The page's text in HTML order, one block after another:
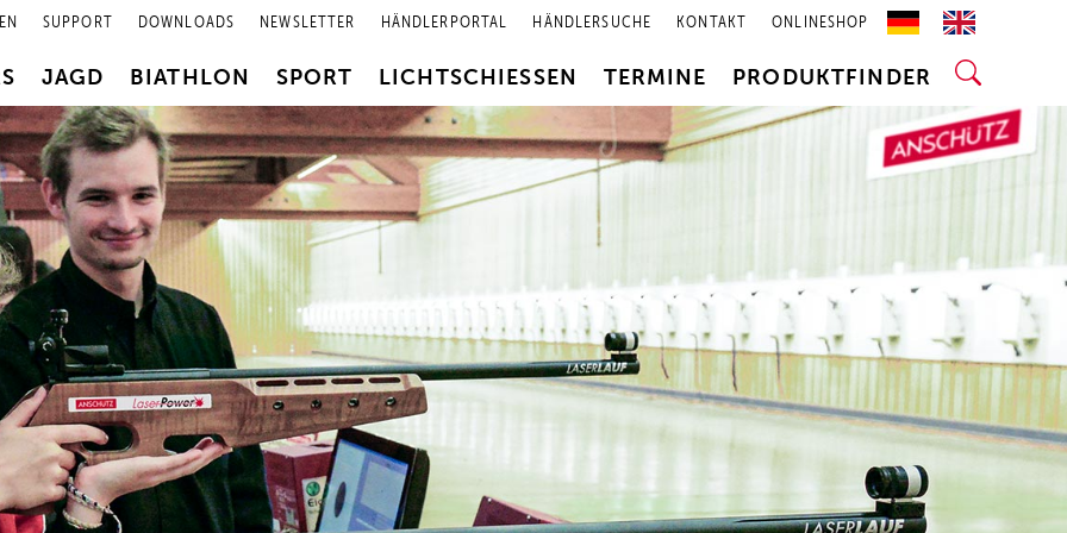
SUPPORT DOWNLOADS NEWSLETTER HÄNDLERPORTAL HÄNDLERSUCHE KONTAKT ONLINESHOP
JAGD BIATHLON SPORT LICHTSCHIESSEN TERMINE PRODUKTFINDER